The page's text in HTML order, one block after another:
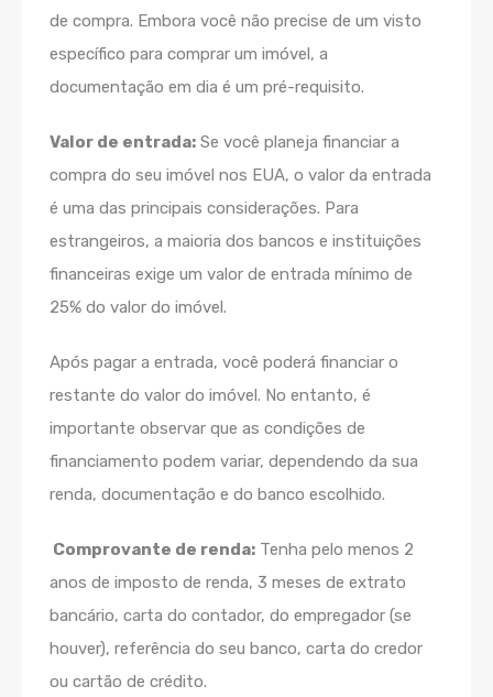
de compra. Embora você não precise de um visto
específico para comprar um imóvel, a
documentação em dia é um pré-requisito.
Valor de entrada: Se você planeja financiar a
compra do seu imóvel nos EUA, o valor da entrada
é uma das principais considerações. Para
estrangeiros, a maioria dos bancos e instituições
financeiras exige um valor de entrada mínimo de
25% do valor do imóvel.
Após pagar a entrada, você poderá financiar o
restante do valor do imóvel. No entanto, é
importante observar que as condições de
financiamento podem variar, dependendo da sua
renda, documentação e do banco escolhido.
Comprovante de renda: Tenha pelo menos 2
anos de imposto de renda, 3 meses de extrato
bancário, carta do contador, do empregador (se
houver), referência do seu banco, carta do credor
ou cartão de crédito.